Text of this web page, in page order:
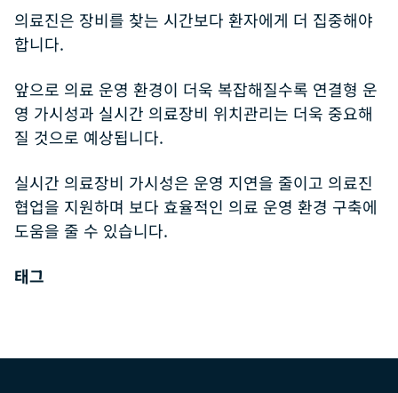
의료진은 장비를 찾는 시간보다 환자에게 더 집중해야
합니다.
앞으로 의료 운영 환경이 더욱 복잡해질수록 연결형 운
영 가시성과 실시간 의료장비 위치관리는 더욱 중요해
질 것으로 예상됩니다.
실시간 의료장비 가시성은 운영 지연을 줄이고 의료진
협업을 지원하며 보다 효율적인 의료 운영 환경 구축에
도움을 줄 수 있습니다.
태그